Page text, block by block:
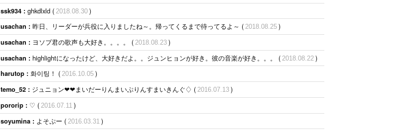
ssk934 : ghkdlxld ( 2018.08.30 )
usachan : 昨日、リーダーが兵役に入りましたね～。帰ってくるまで待ってるよ～ ( 2018.08.25 )
usachan : ヨソプ君の歌声も大好き。。。。 ( 2018.08.23 )
usachan : highlightになったけど、大好きだよ。。ジュンヒョンが好き。彼の音楽が好き。。。 ( 2018.08.22 )
harutop : 화이팅！ ( 2016.10.05 )
temo_52 : ジュニョン❤︎❤︎まいだーりんまいぷりんすまいきんぐ♢ ( 2016.07.13 )
pororip : ♡ ( 2016.07.11 )
soyumina : よそぷー ( 2016.03.31 )